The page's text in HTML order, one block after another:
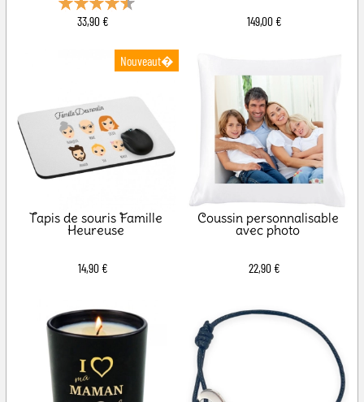
33,90 € 149,00 €
Tapis de souris Famille
Heureuse
14,90 €
Coussin personnalisable
avec photo
22,90 €